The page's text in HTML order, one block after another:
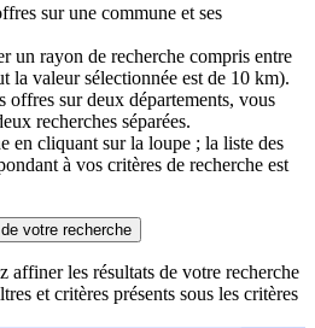
sur une commune et ses
un rayon de recherche compris entre
la valeur sélectionnée est de 10 km).
offres sur deux départements, vous
recherches séparées.
en cliquant sur la loupe ; la liste des
à vos critères de recherche est
votre recherche
affiner les résultats de votre recherche
et critères présents sous les critères